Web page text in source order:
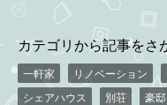
カテゴリから記事をさ
一軒家 リノベーション
シェアハウス
別荘 豪邸